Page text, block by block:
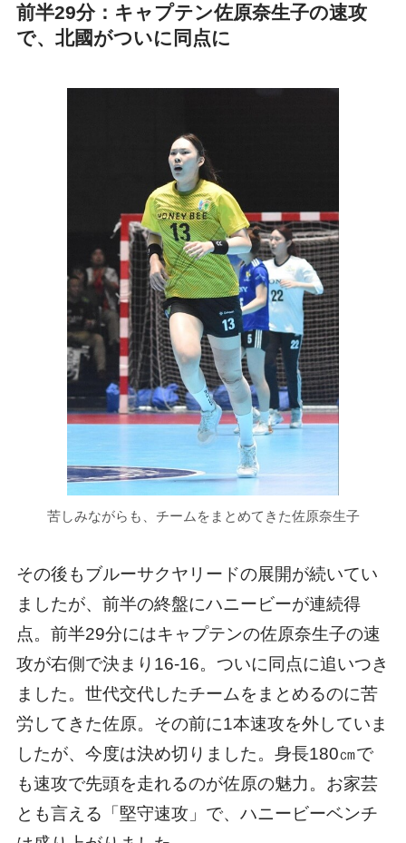
前半29分：キャプテン佐原奈生子の速攻
で、北國がついに同点に
苦しみながらも、チームをまとめてきた佐原奈生子
その後もブルーサクヤリードの展開が続いてい
ましたが、前半の終盤にハニービーが連続得
点。前半29分にはキャプテンの佐原奈生子の速
攻が右側で決まり16-16。ついに同点に追いつき
ました。世代交代したチームをまとめるのに苦
労してきた佐原。その前に1本速攻を外していま
したが、今度は決め切りました。身長180㎝で
も速攻で先頭を走れるのが佐原の魅力。お家芸
とも言える「堅守速攻」で、ハニービーベンチ